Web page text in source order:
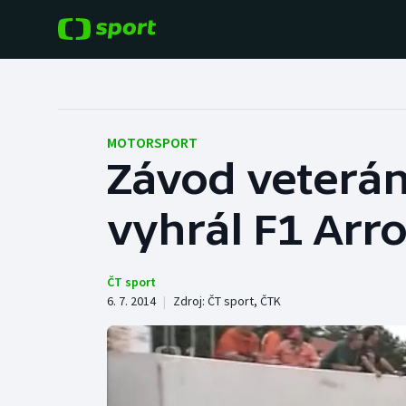
Hokej
Tenis
Cyklistika
Baseball a softbal
Basketbal
Boby a skeleton
Box
MOTORSPORT
Závod
vyhrál F1
ČT sport
6. 7. 2014 | Zdroj: ČT sport, ČTK